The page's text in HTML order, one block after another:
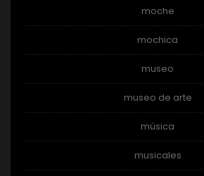
moche
mochica
museo
museo de arte
música
musicales